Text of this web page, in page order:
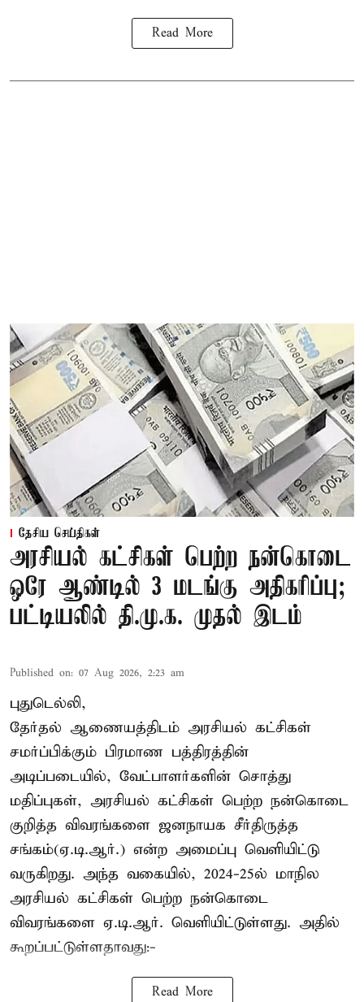
Read More
தேசிய செய்திகள்
அரசியல் கட்சிகள் பெற்ற நன்கொடை
ஒரே ஆண்டில் 3 மடங்கு அதிகரிப்பு;
பட்டியலில் தி.மு.க. முதல் இடம்
Published on: 07 Aug 2026, 2:23 am
புதுடெல்லி,
தேர்தல் ஆணையத்திடம் அரசியல் கட்சிகள்
சமர்ப்பிக்கும் பிரமாண பத்திரத்தின்
அடிப்படையில், வேட்பாளர்களின் சொத்து
மதிப்புகள், அரசியல் கட்சிகள் பெற்ற நன்கொடை
குறித்த விவரங்களை ஜனநாயக சீர்திருத்த
சங்கம்(ஏ.டி.ஆர்.) என்ற அமைப்பு வெளியிட்டு
வருகிறது. அந்த வகையில், 2024-25ல் மாநில
அரசியல் கட்சிகள் பெற்ற நன்கொடை
விவரங்களை ஏ.டி.ஆர். வெளியிட்டுள்ளது. அதில்
கூறப்பட்டுள்ளதாவது:-
Read More